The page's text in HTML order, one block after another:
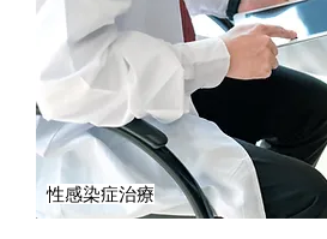
性感染症治療